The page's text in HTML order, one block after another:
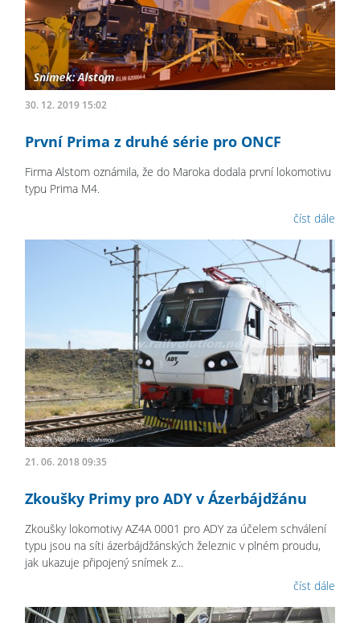
30. 12. 2019 15:02
První Prima z druhé série pro ONCF
Firma Alstom oznámila, že do Maroka dodala první lokomotivu
typu Prima M4.
číst dále
21. 06. 2018 09:35
Zkoušky Primy pro ADY v Ázerbájdžánu
Zkoušky lokomotivy AZ4A 0001 pro ADY za účelem schválení
typu jsou na síti ázerbájdžánských železnic v plném proudu,
jak ukazuje připojený snímek z...
číst dále